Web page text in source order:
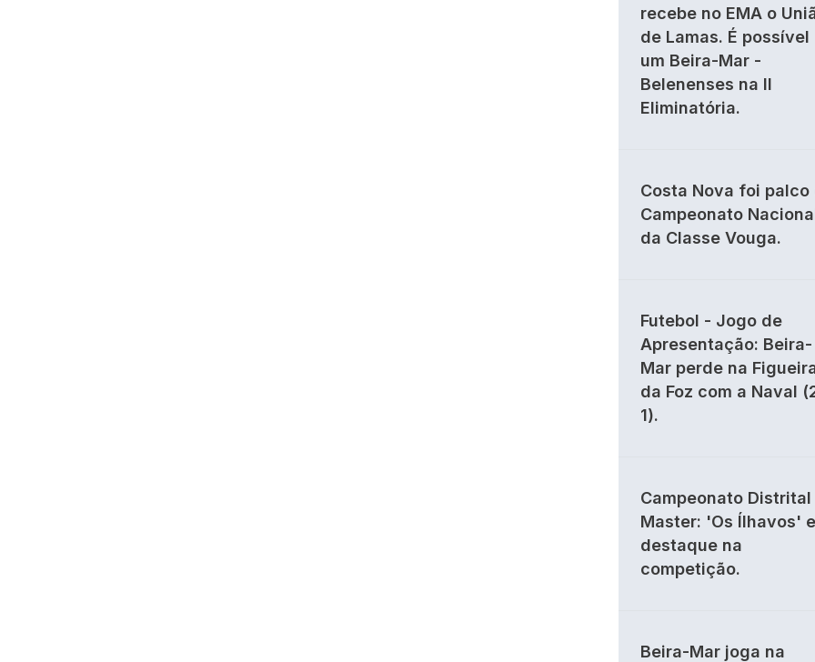
recebe no EMA o
de Lamas. É possível
um Beira-Mar -
Belenenses na II
Eliminatória.
Costa Nova foi palco
Campeonato
da Classe Vouga.
Futebol - Jogo de
Apresentação: Beira-
Mar perde na
da Foz com a Naval
1).
Campeonato Distrital
Master: 'Os Ílhavos'
destaque na
competição.
Beira-Mar joga na